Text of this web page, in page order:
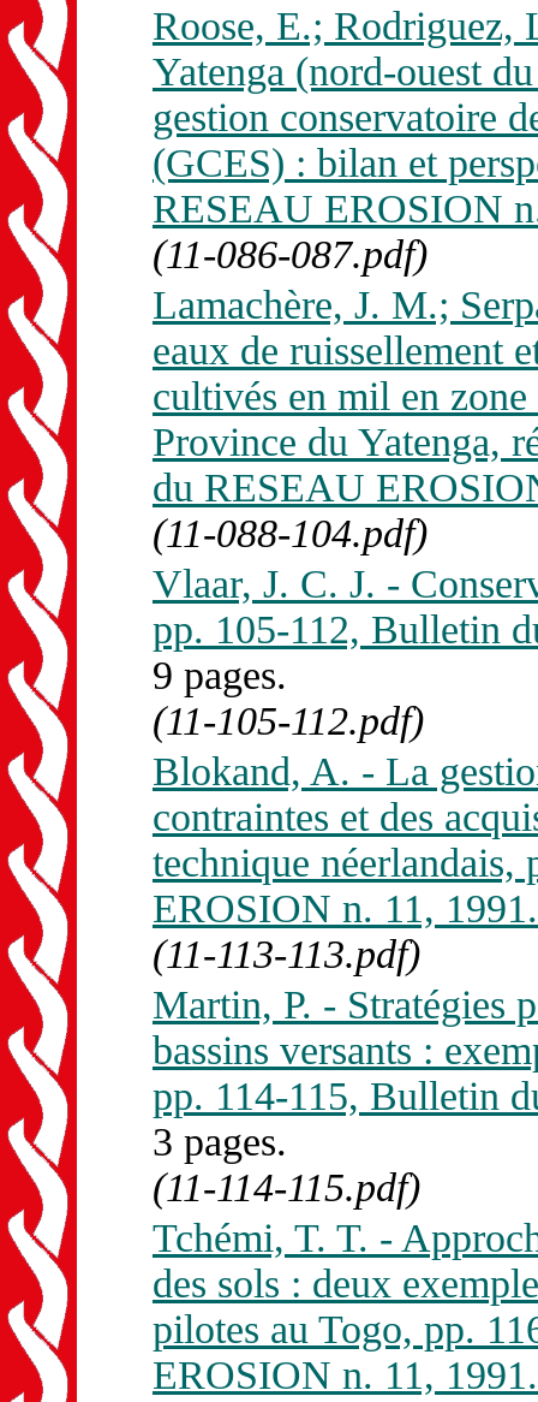
Roose, E.; Rodriguez,
Yatenga (nord-ouest
gestion conservatoire
(GCES) : bilan et
RESEAU EROSION
(11-086-087.pdf)
Lamachère, J. M.;
eaux de ruissellement
cultivés en mil en
Province du Yatenga,
du RESEAU
(11-088-104.pdf)
Vlaar, J. C. J. -
pp. 105-112, Bulletin
9 pages.
(11-105-112.pdf)
Blokand, A. - La
contraintes et des
technique
EROSION n. 11, 1991.
(11-113-113.pdf)
Martin, P. - Stratégies
bassins versants :
pp. 114-115, Bulletin
3 pages.
(11-114-115.pdf)
Tchémi, T. T. -
des sols : deux
pilotes au Togo, pp.
EROSION n. 11, 1991.